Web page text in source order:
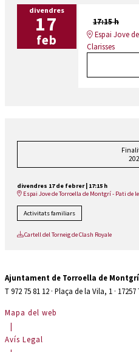
divendres
17
feb
17:15 h
Espai Jove
Clarisses
divendres 17 de febrer| 17:15 h
Espai Jove de Torroella de Montgrí - Pati de
Activitats familiars
Cartell del Torneig de Clash Royale
Ajuntament de Torroella de Montgrí
T 972 75 81 12 · Plaça de la Vila, 1 ·
Mapa del web
|
Avís Legal